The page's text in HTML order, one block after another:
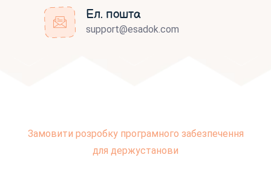
Ел. пошта
support@esadok.com
Замовити розробку програмного забезпечення
для держустанови